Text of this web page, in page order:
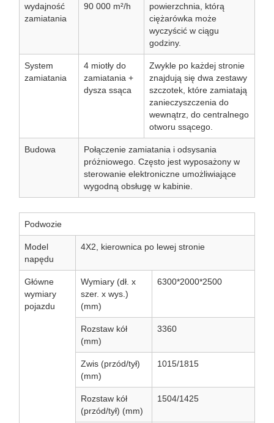
wydajność
zamiatania
90 000 m²/h
powierzchnia, którą
ciężarówka może
wyczyścić w ciągu
godziny.
System
zamiatania
4 miotły do ​​
zamiatania +
dysza ssąca
Zwykle po każdej stronie
znajdują się dwa zestawy
szczotek, które zamiatają
zanieczyszczenia do
wewnątrz, do centralnego
otworu ssącego.
Budowa
Połączenie zamiatania i odsysania
próżniowego. Często jest wyposażony w
sterowanie elektroniczne umożliwiające
wygodną obsługę w kabinie.
Podwozie
Model
napędu
4X2, kierownica po lewej stronie
Główne
wymiary
pojazdu
Wymiary (dł. x
szer. x wys.)
(mm)
6300*2000*2500
Rozstaw kół
(mm)
3360
Zwis (przód/tył)
(mm)
1015/1815
Rozstaw kół
(przód/tył) (mm)
1504/1425